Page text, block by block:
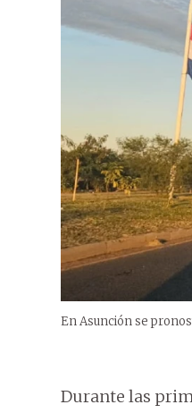
En Asunción se
Durante las